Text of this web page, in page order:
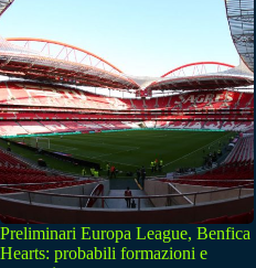
Preliminari Europa League, Benfica
Hearts: probabili formazioni e